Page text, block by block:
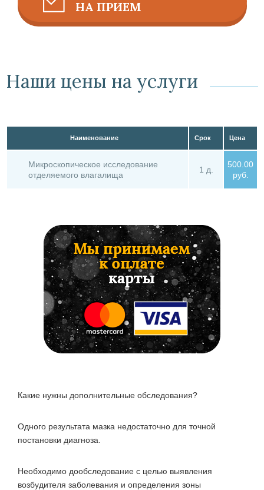
НА ПРИЕМ
Наши цены на услуги
Наименование Срок Цена
Микроскопическое исследование
отделяемого влагалища
1 д.
500.00
руб.
Какие нужны дополнительные обследования?
Одного результата мазка недостаточно для точной
постановки диагноза.
Необходимо дообследование с целью выявления
возбудителя заболевания и определения зоны